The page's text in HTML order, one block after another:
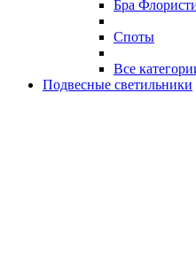
Бра
Споты
Все
Подвесные светильники